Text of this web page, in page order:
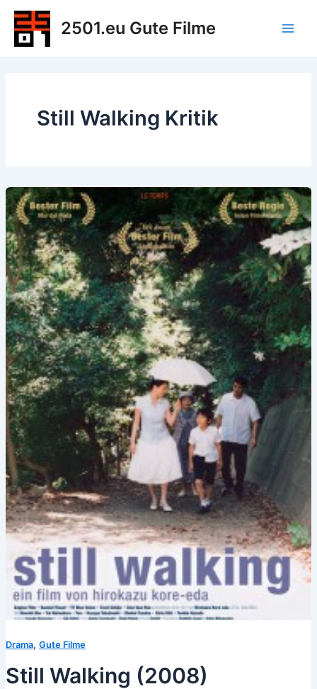
Zum
Inhalt
springen
2501.eu Gute Filme
Still Walking Kritik
Drama, Gute Filme
Still Walking (2008)